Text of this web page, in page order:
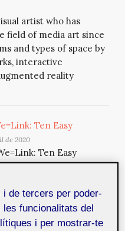
artist who has
field of media art since
and types of space by
interactive
reality
Ten Easy
de 2020
Ten Easy
Art Center de
de las instituciones de
mundo.
i de tercers per poder-
funcionalitats del
i per mostrar-te